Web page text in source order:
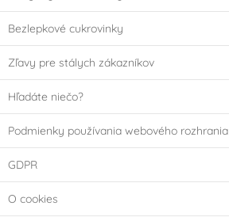
Bezlepkové cukrovinky
Zľavy pre stálych zákazníkov
Hľadáte niečo?
Podmienky používania webového rozhrania
GDPR
O cookies